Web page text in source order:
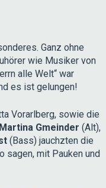
Ganz ohne
wie Musiker von
alle Welt“ war
es ist gelungen!
Vorarlberg, sowie die
Martina Gmeinder (Alt),
(Bass) jauchzten die
sagen, mit Pauken und